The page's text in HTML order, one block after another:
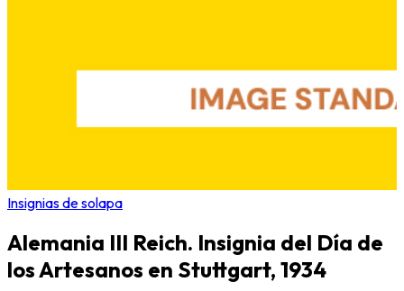
Insignias de solapa
Alemania III Reich. Insignia del Día de
los Artesanos en Stuttgart, 1934